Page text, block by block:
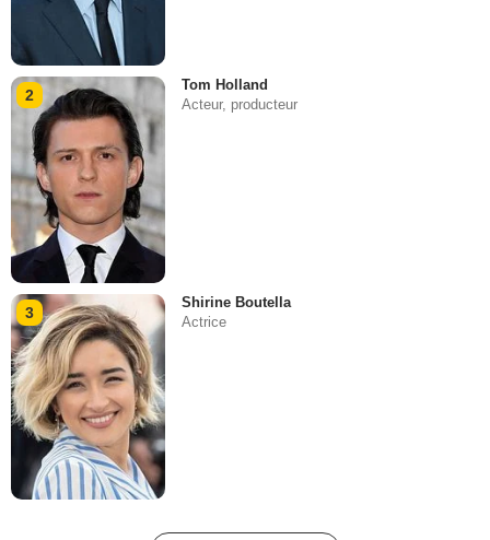
2
Tom Holland
Acteur, producteur
3
Shirine Boutella
Actrice